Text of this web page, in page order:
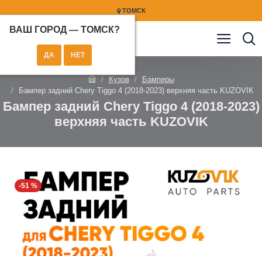
ТОМСК
ВАШ ГОРОД — ТОМСК?
Кузов
Бамперы
Бампер задний Chery Tiggo 4 (2018-2023) верхняя часть KUZOVIK
Бампер задний Chery Tiggo 4 (2018-2023)
верхняя часть KUZOVIK
-51 %